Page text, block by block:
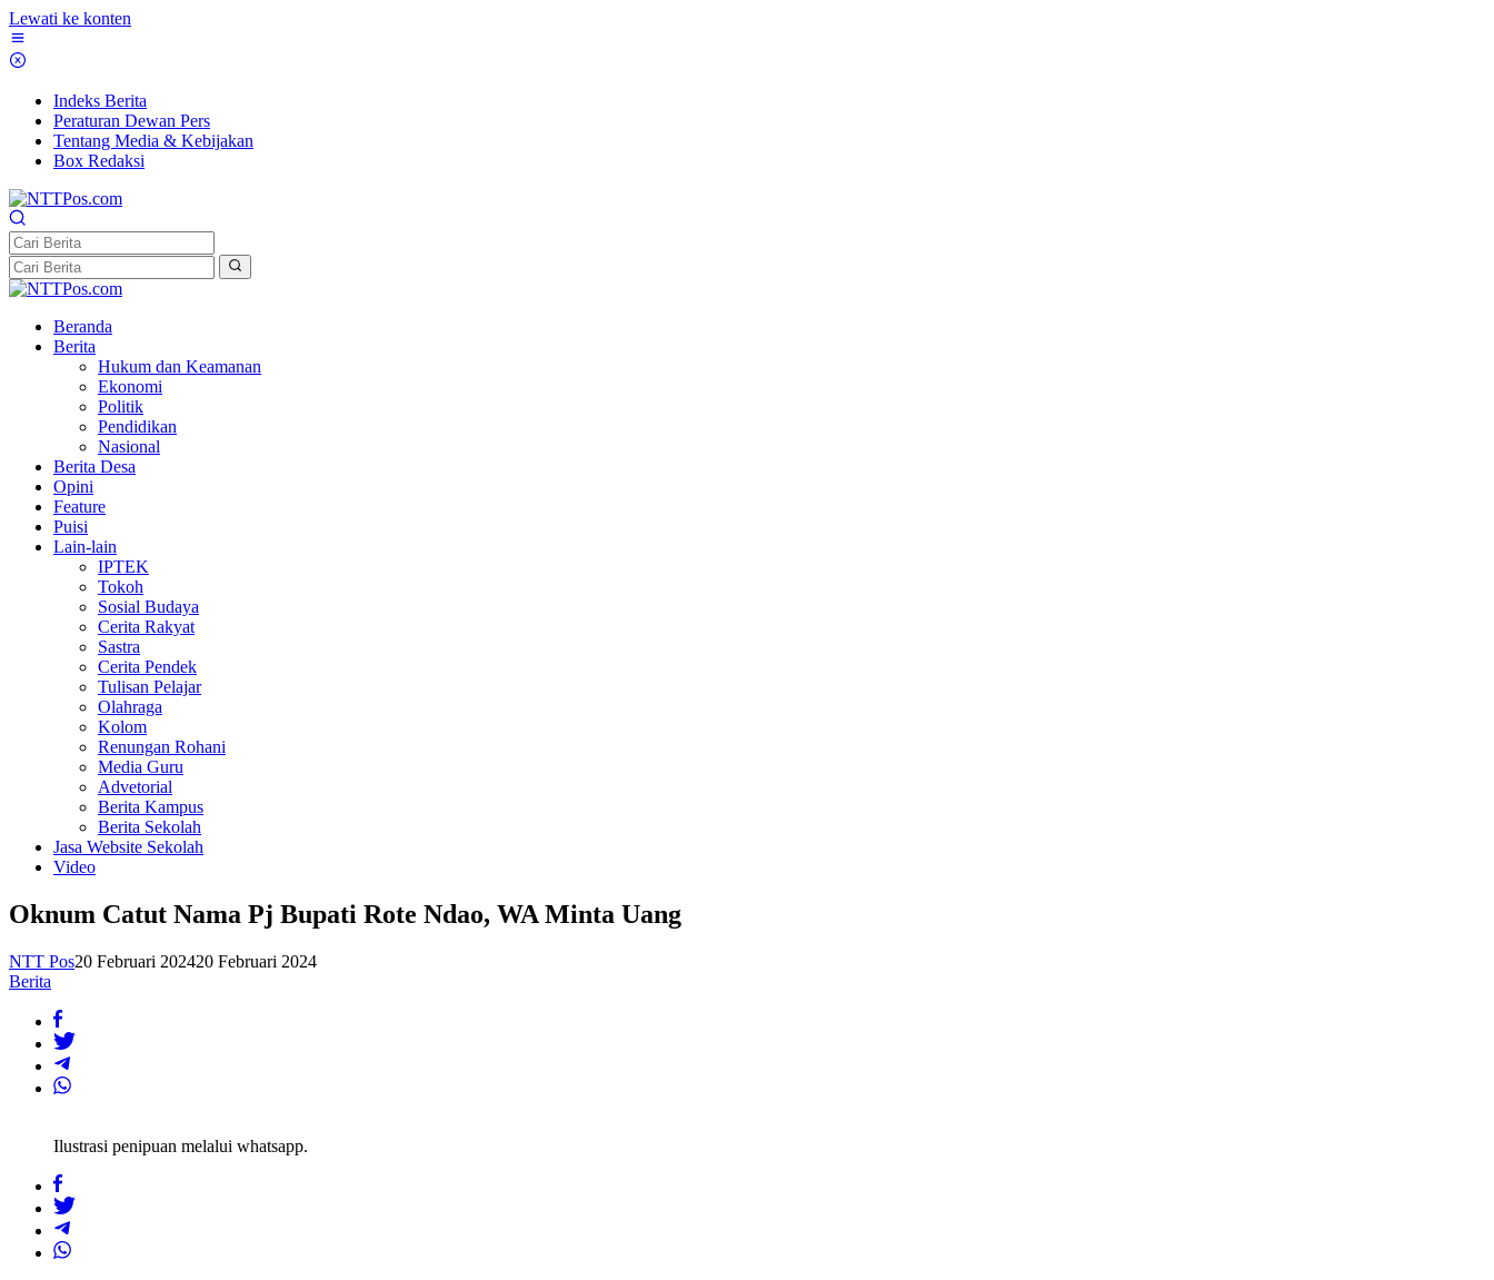
Lewati ke konten
Indeks Berita
Peraturan Dewan Pers
Tentang Media & Kebijakan
Box Redaksi
Beranda
Berita
Hukum dan Keamanan
Ekonomi
Politik
Pendidikan
Nasional
Berita Desa
Opini
Feature
Puisi
Lain-lain
IPTEK
Tokoh
Sosial Budaya
Cerita Rakyat
Sastra
Cerita Pendek
Tulisan Pelajar
Olahraga
Kolom
Renungan Rohani
Media Guru
Advetorial
Berita Kampus
Berita Sekolah
Jasa Website Sekolah
Video
Oknum Catut Nama Pj Bupati Rote Ndao, WA Minta Uang
NTT Pos20 Februari 202420 Februari 2024
Berita
Ilustrasi penipuan melalui whatsapp.